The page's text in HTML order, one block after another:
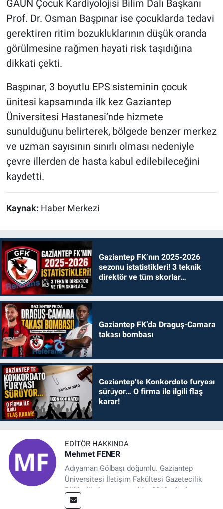
GAÜN Çocuk Kardiyolojisi Bilim Dalı Başkanı
Prof. Dr. Osman Başpınar ise çocuklarda tedavi
gerektiren ritim bozukluklarının düşük oranda
görülmesine rağmen hayati risk taşıdığına
dikkati çekti.
Başpınar, 3 boyutlu EPS sisteminin çocuk
ünitesi kapsamında ilk kez Gaziantep
Üniversitesi Hastanesi’nde hizmete
sunulduğunu belirterek, bölgede benzer merkez
ve uzman sayısının sınırlı olması nedeniyle
çevre illerden de hasta kabul edilebileceğini
kaydetti.
Kaynak: Haber Merkezi
Gaziantep FK’nın 2025-2026
sezonu istatistikleri! 3 teknik
direktör ve tüm skorlar…
Gaziantep FK’da Draguş-Camara
takası bombası
Gaziantep’te Konkordato furyası
sürüyor… O firma ile ilgili flaş
karar!
EDITÖR HAKKINDA
Mehmet FENER
Adıyaman Gölbaşı doğumlu. Gaziantep
Üniversitesi İletişim Fakültesi Gazetecilik
Bölümü’nden mezun oldu. 2019 yılında
başladığı gazetecilik mesleğinde, muhabir,